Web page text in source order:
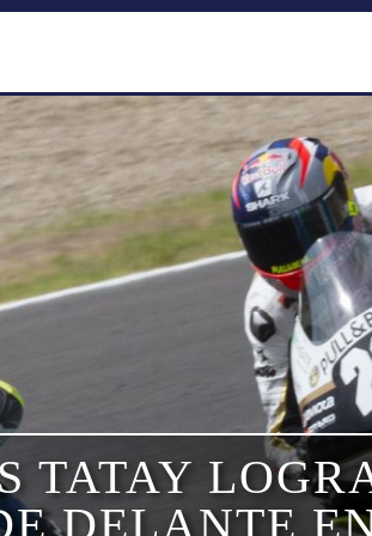
TATAY
DELANTE